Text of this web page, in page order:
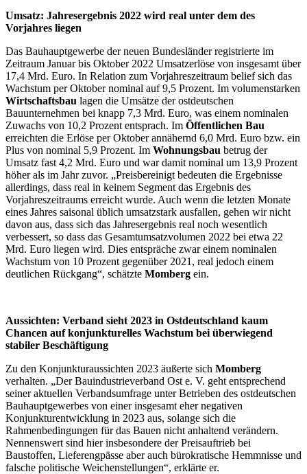
Umsatz: Jahresergebnis 2022 wird real unter dem des
Vorjahres liegen
Das Bauhauptgewerbe der neuen Bundesländer registrierte im
Zeitraum Januar bis Oktober 2022 Umsatzerlöse von insgesamt über
17,4 Mrd. Euro. In Relation zum Vorjahreszeitraum belief sich das
Wachstum per Oktober nominal auf 9,5 Prozent. Im volumenstarken
Wirtschaftsbau lagen die Umsätze der ostdeutschen
Bauunternehmen bei knapp 7,3 Mrd. Euro, was einem nominalen
Zuwachs von 10,2 Prozent entsprach. Im Öffentlichen Bau
erreichten die Erlöse per Oktober annähernd 6,0 Mrd. Euro bzw. ein
Plus von nominal 5,9 Prozent. Im Wohnungsbau betrug der
Umsatz fast 4,2 Mrd. Euro und war damit nominal um 13,9 Prozent
höher als im Jahr zuvor. „Preisbereinigt bedeuten die Ergebnisse
allerdings, dass real in keinem Segment das Ergebnis des
Vorjahreszeitraums erreicht wurde. Auch wenn die letzten Monate
eines Jahres saisonal üblich umsatzstark ausfallen, gehen wir nicht
davon aus, dass sich das Jahresergebnis real noch wesentlich
verbessert, so dass das Gesamtumsatzvolumen 2022 bei etwa 22
Mrd. Euro liegen wird. Dies entspräche zwar einem nominalen
Wachstum von 10 Prozent gegenüber 2021, real jedoch einem
deutlichen Rückgang“, schätzte Momberg ein.
Aussichten: Verband sieht 2023 in Ostdeutschland kaum
Chancen auf konjunkturelles Wachstum bei überwiegend
stabiler Beschäftigung
Zu den Konjunkturaussichten 2023 äußerte sich Momberg
verhalten. „Der Bauindustrieverband Ost e. V. geht entsprechend
seiner aktuellen Verbandsumfrage unter Betrieben des ostdeutschen
Bauhauptgewerbes von einer insgesamt eher negativen
Konjunkturentwicklung in 2023 aus, solange sich die
Rahmenbedingungen für das Bauen nicht anhaltend verändern.
Nennenswert sind hier insbesondere der Preisauftrieb bei
Baustoffen, Lieferengpässe aber auch bürokratische Hemmnisse und
falsche politische Weichenstellungen“, erklärte er.